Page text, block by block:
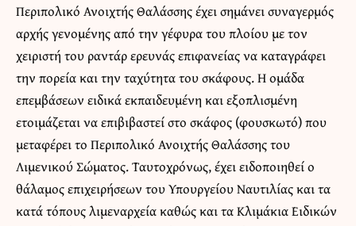
Περιπολικό Ανοιχτής Θαλάσσης έχει σημάνει συναγερμός
αρχής γενομένης από την γέφυρα του πλοίου με τον
χειριστή του ραντάρ ερευνάς επιφανείας να καταγράφει
την πορεία και την ταχύτητα του σκάφους. Η ομάδα
επεμβάσεων ειδικά εκπαιδευμένη και εξοπλισμένη
ετοιμάζεται να επιβιβαστεί στο σκάφος (φουσκωτό) που
μεταφέρει το Περιπολικό Ανοιχτής Θαλάσσης του
Λιμενικού Σώματος. Ταυτοχρόνως, έχει ειδοποιηθεί ο
θάλαμος επιχειρήσεων του Υπουργείου Ναυτιλίας και τα
κατά τόπους λιμεναρχεία καθώς και τα Κλιμάκια Ειδικών